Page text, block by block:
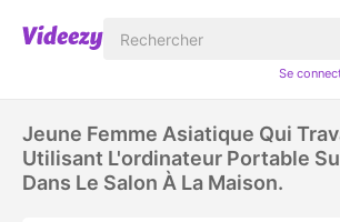
Se
Jeune Femme Asiatique Qui
Utilisant L'ordinateur Portable
Dans Le Salon À La Maison.